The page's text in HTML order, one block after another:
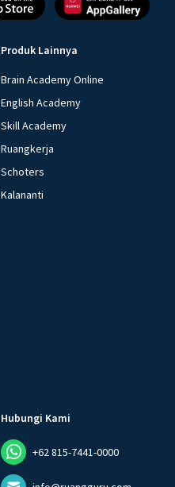
Produk Lainnya
Brain Academy Online
English Academy
Skill Academy
Ruangkerja
Schoters
Kalananti
Hubungi Kami
+62 815-7441-0000